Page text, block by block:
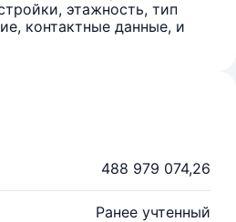
этажность, тип
контактные данные, и
488 979 074,26
Ранее учтенный